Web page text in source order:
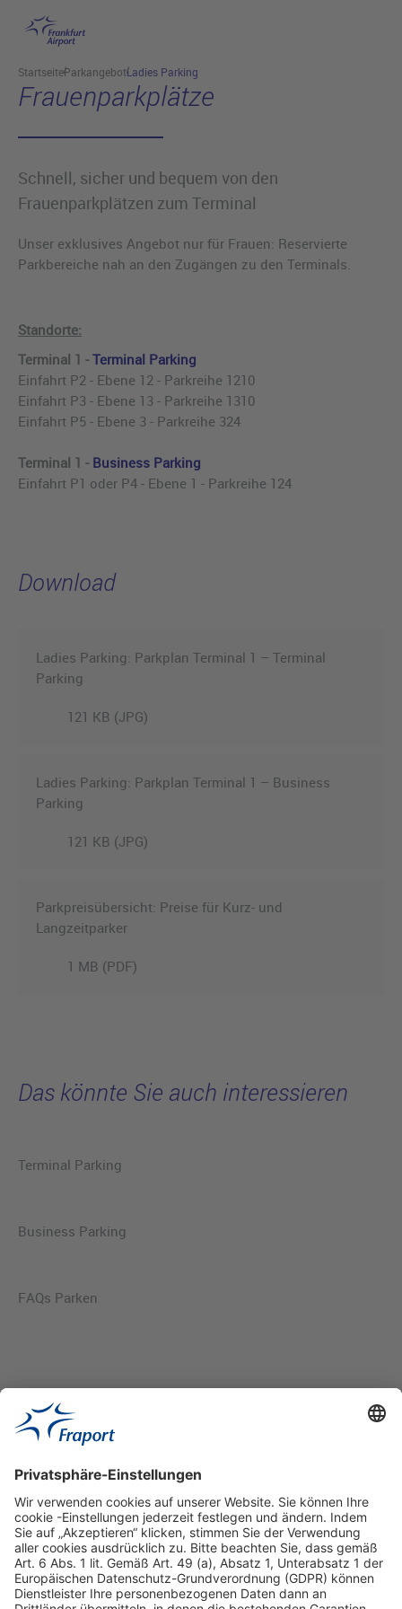
Hauptinhalt anspringen
StartseiteParkangebotLadies Parking
Frauenparkplätze
Schnell, sicher und bequem von den
Frauenparkplätzen zum Terminal
Unser exklusives Angebot nur für Frauen: Reservierte
Parkbereiche nah an den Zugängen zu den Terminals.
Standorte:
Terminal 1 - Terminal Parking
Einfahrt P2 - Ebene 12 - Parkreihe 1210
Einfahrt P3 - Ebene 13 - Parkreihe 1310
Einfahrt P5 - Ebene 3 - Parkreihe 324
Terminal 1 - Business Parking
Einfahrt P1 oder P4 - Ebene 1 - Parkreihe 124
Download
Ladies Parking: Parkplan Terminal 1 – Terminal
Parking
121 KB (JPG)
Ladies Parking: Parkplan Terminal 1 – Business
Parking
121 KB (JPG)
Parkpreisübersicht: Preise für Kurz- und
Langzeitparker
1 MB (PDF)
Das könnte Sie auch interessieren
Terminal Parking
Business Parking
FAQs Parken
Hilfreiche Links
Online einkaufen & buchen